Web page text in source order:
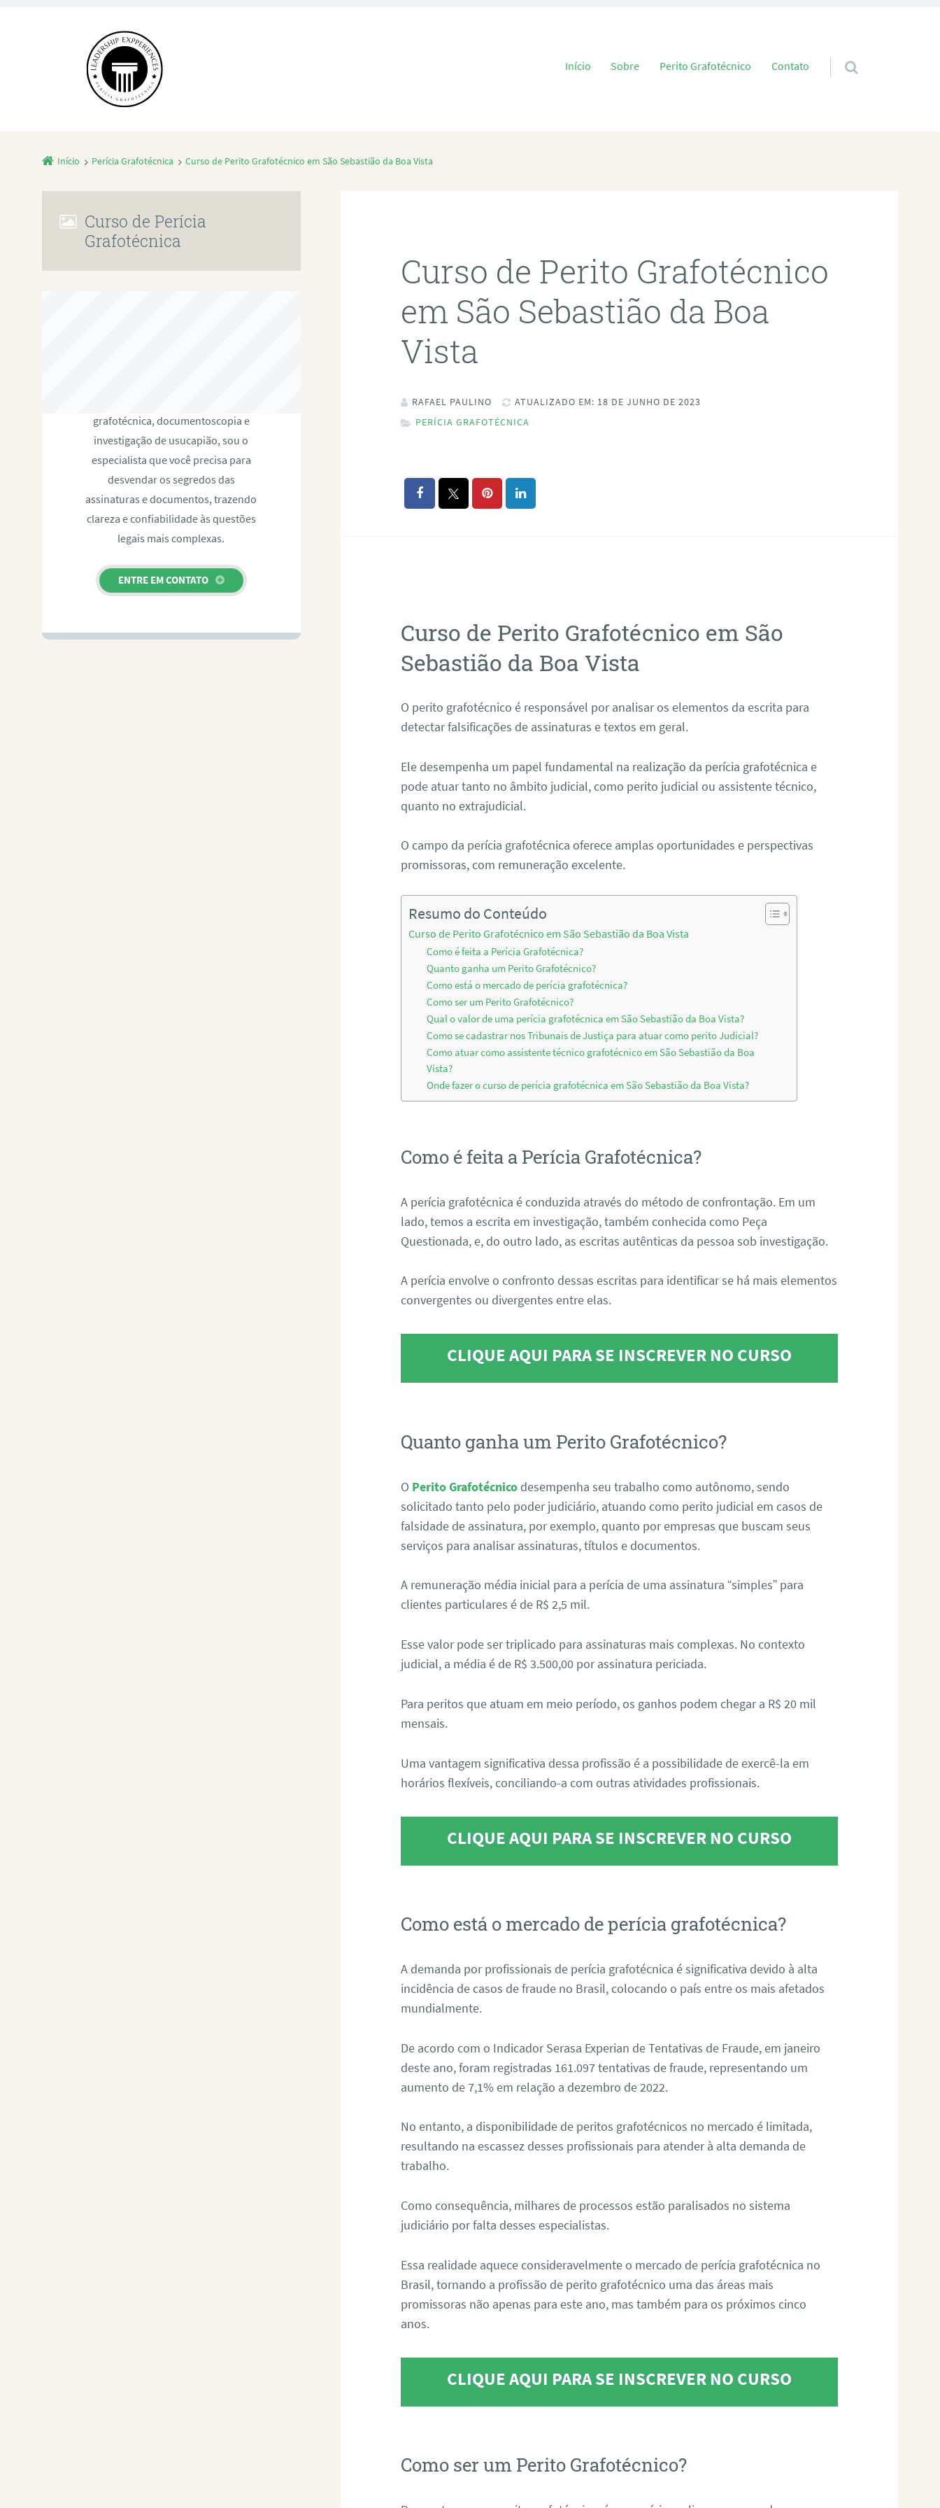
Pular para o conteúdo
Início Sobre Perito Grafotécnico Contato
Início Perícia Grafotécnica Curso de Perito Grafotécnico em São Sebastião da Boa Vista
Curso de Perito Grafotécnico
em São Sebastião da Boa
Vista
RAFAEL PAULINO
ATUALIZADO EM: 18 DE JUNHO DE 2023
PERÍCIA GRAFOTÉCNICA
Curso de Perito Grafotécnico em São
Sebastião da Boa Vista
O perito grafotécnico é responsável por analisar os elementos da escrita para
detectar falsificações de assinaturas e textos em geral.
Ele desempenha um papel fundamental na realização da perícia grafotécnica e
pode atuar tanto no âmbito judicial, como perito judicial ou assistente técnico,
quanto no extrajudicial.
O campo da perícia grafotécnica oferece amplas oportunidades e perspectivas
promissoras, com remuneração excelente.
Resumo do Conteúdo
Curso de Perito Grafotécnico em São Sebastião da Boa Vista
Como é feita a Perícia Grafotécnica?
Quanto ganha um Perito Grafotécnico?
Como está o mercado de perícia grafotécnica?
Como ser um Perito Grafotécnico?
Qual o valor de uma perícia grafotécnica em São Sebastião da Boa Vista?
Como se cadastrar nos Tribunais de Justiça para atuar como perito Judicial?
Como atuar como assistente técnico grafotécnico em São Sebastião da Boa
Vista?
Onde fazer o curso de perícia grafotécnica em São Sebastião da Boa Vista?
Como é feita a Perícia Grafotécnica?
A perícia grafotécnica é conduzida através do método de confrontação. Em um
lado, temos a escrita em investigação, também conhecida como Peça
Questionada, e, do outro lado, as escritas autênticas da pessoa sob investigação.
A perícia envolve o confronto dessas escritas para identificar se há mais elementos
convergentes ou divergentes entre elas.
CLIQUE AQUI PARA SE INSCREVER NO CURSO
Quanto ganha um Perito Grafotécnico?
O Perito Grafotécnico desempenha seu trabalho como autônomo, sendo
solicitado tanto pelo poder judiciário, atuando como perito judicial em casos de
falsidade de assinatura, por exemplo, quanto por empresas que buscam seus
serviços para analisar assinaturas, títulos e documentos.
A remuneração média inicial para a perícia de uma assinatura “simples” para
clientes particulares é de R$ 2,5 mil.
Esse valor pode ser triplicado para assinaturas mais complexas. No contexto
judicial, a média é de R$ 3.500,00 por assinatura periciada.
Para peritos que atuam em meio período, os ganhos podem chegar a R$ 20 mil
mensais.
Uma vantagem significativa dessa profissão é a possibilidade de exercê-la em
horários flexíveis, conciliando-a com outras atividades profissionais.
CLIQUE AQUI PARA SE INSCREVER NO CURSO
Como está o mercado de perícia grafotécnica?
A demanda por profissionais de perícia grafotécnica é significativa devido à alta
incidência de casos de fraude no Brasil, colocando o país entre os mais afetados
mundialmente.
De acordo com o Indicador Serasa Experian de Tentativas de Fraude, em janeiro
deste ano, foram registradas 161.097 tentativas de fraude, representando um
aumento de 7,1% em relação a dezembro de 2022.
No entanto, a disponibilidade de peritos grafotécnicos no mercado é limitada,
resultando na escassez desses profissionais para atender à alta demanda de
trabalho.
Como consequência, milhares de processos estão paralisados no sistema
judiciário por falta desses especialistas.
Essa realidade aquece consideravelmente o mercado de perícia grafotécnica no
Brasil, tornando a profissão de perito grafotécnico uma das áreas mais
promissoras não apenas para este ano, mas também para os próximos cinco
anos.
CLIQUE AQUI PARA SE INSCREVER NO CURSO
Como ser um Perito Grafotécnico?
Curso de Perícia
Grafotécnica
grafotécnica, documentoscopia e
investigação de usucapião, sou o
especialista que você precisa para
desvendar os segredos das
assinaturas e documentos, trazendo
clareza e confiabilidade às questões
legais mais complexas.
ENTRE EM CONTATO